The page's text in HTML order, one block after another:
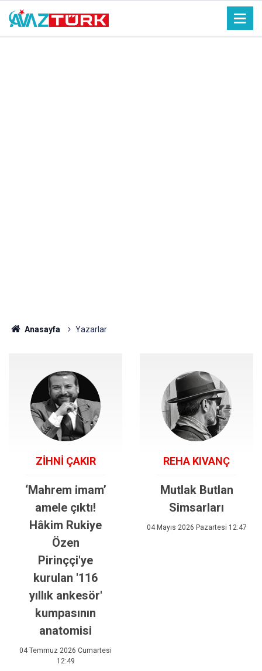
Anasayfa Yazarlar
ZİHNİ ÇAKIR
‘Mahrem imam’
amele çıktı!
Hâkim Rukiye
Özen
Pirinççi'ye
kurulan '116
yıllık ankesör'
kumpasının
anatomisi
04 Temmuz 2026 Cumartesi
12:49
REHA KIVANÇ
Mutlak Butlan
Simsarları
04 Mayıs 2026 Pazartesi 12:47